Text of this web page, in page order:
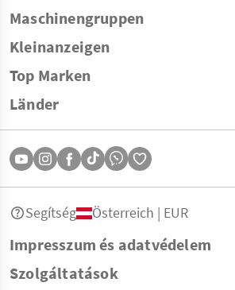
Maschinengruppen
Kleinanzeigen
Top Marken
Länder
Impresszum és adatvédelem
Szolgáltatások
Segítség Österreich | EUR